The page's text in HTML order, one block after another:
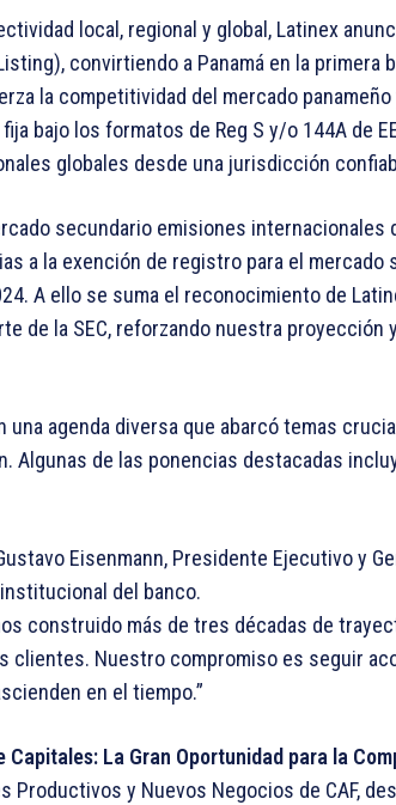
local, regional y global, Latinex
convirtiendo a Panamá en la primera
la competitividad del mercado panameño
bajo los formatos de Reg S y/o 144A de
globales desde una jurisdicción
secundario emisiones internacionales
a la exención de registro para el mercado
A ello se suma el reconocimiento de
de la SEC, reforzando nuestra proyección
agenda diversa que abarcó temas
Algunas de las ponencias destacadas
Eisenmann, Presidente Ejecutivo y
del banco.
construido más de tres décadas de
clientes. Nuestro compromiso es seguir
en el tiempo.”
La Gran Oportunidad para la
Productivos y Nuevos Negocios de CAF,